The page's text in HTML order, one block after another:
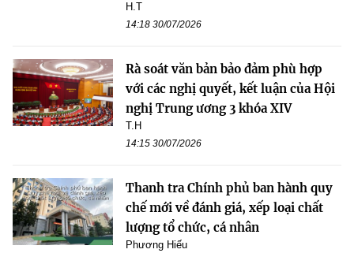
H.T
14:18 30/07/2026
Rà soát văn bản bảo đảm phù hợp
với các nghị quyết, kết luận của Hội
nghị Trung ương 3 khóa XIV
T.H
14:15 30/07/2026
Thanh tra Chính phủ ban hành quy
chế mới về đánh giá, xếp loại chất
lượng tổ chức, cá nhân
Phương Hiếu